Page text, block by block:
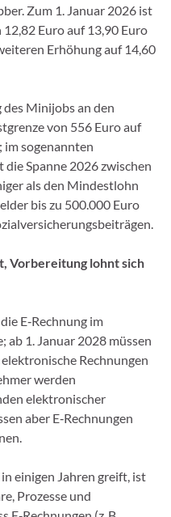
Zum 1. Januar 2026 ist
Euro auf 13,90 Euro
Erhöhung auf 14,60
Minijobs an den
von 556 Euro auf
im sogenannten
Spanne 2026 zwischen
als den Mindestlohn
bis zu 500.000 Euro
Vorbereitung lohnt sich
E‑Rechnung im
ab 1. Januar 2028 müssen
Rechnungen
werden
elektronischer
aber E‑Rechnungen
einigen Jahren greift, ist
Prozesse und